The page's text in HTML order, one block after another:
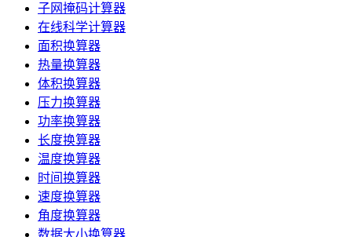
子网掩码计算器
在线科学计算器
面积换算器
热量换算器
体积换算器
压力换算器
功率换算器
长度换算器
温度换算器
时间换算器
速度换算器
角度换算器
数据大小换算器